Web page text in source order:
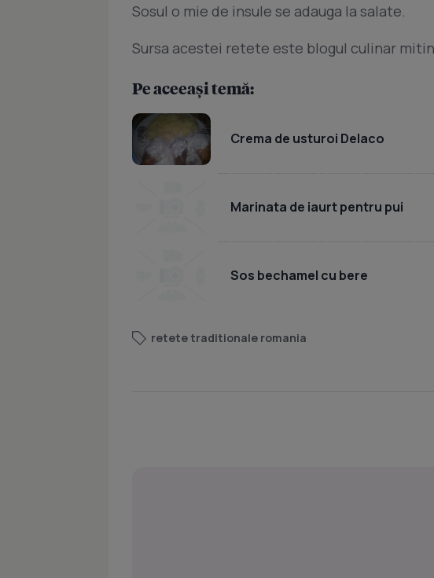
Sosul o mie de insule se adauga la salate.
Sursa acestei retete este blogul culinar
Pe aceeași temă:
Crema de usturoi Delaco
Marinata de iaurt pentru pui
Sos bechamel cu bere
retete traditionale romania